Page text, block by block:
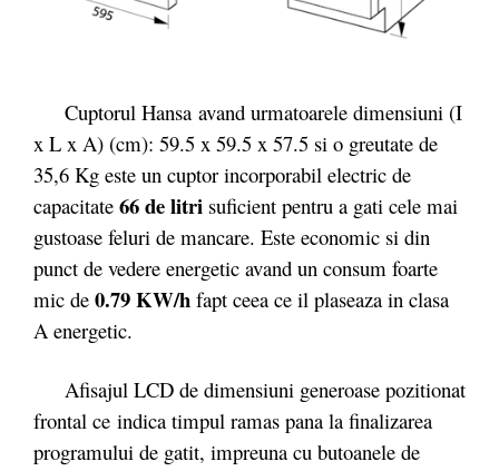
Cuptorul Hansa avand urmatoarele dimensiuni (I
x L x A) (cm): 59.5 x 59.5 x 57.5 si o greutate de
35,6 Kg este un cuptor incorporabil electric de
capacitate 66 de litri suficient pentru a gati cele mai
gustoase feluri de mancare. Este economic si din
punct de vedere energetic avand un consum foarte
mic de 0.79 KW/h fapt ceea ce il plaseaza in clasa
A energetic.
Afisajul LCD de dimensiuni generoase pozitionat
frontal ce indica timpul ramas pana la finalizarea
programului de gatit, impreuna cu butoanele de